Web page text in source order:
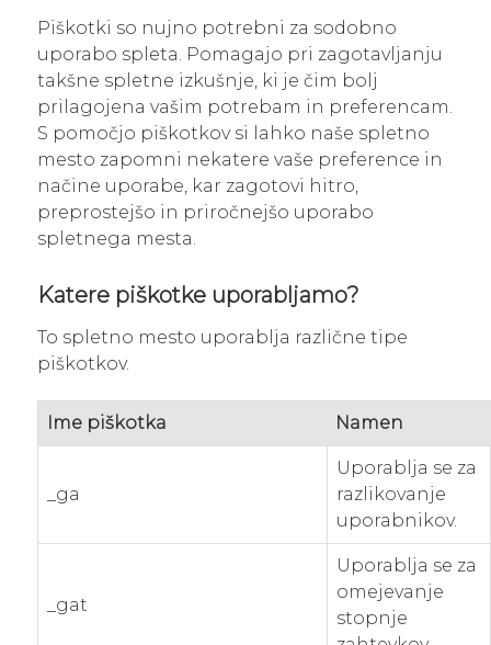
Piškotki so nujno potrebni za sodobno
uporabo spleta. Pomagajo pri zagotavljanju
takšne spletne izkušnje, ki je čim bolj
prilagojena vašim potrebam in preferencam.
S pomočjo piškotkov si lahko naše spletno
mesto zapomni nekatere vaše preference in
načine uporabe, kar zagotovi hitro,
preprostejšo in priročnejšo uporabo
spletnega mesta.
Katere piškotke uporabljamo?
To spletno mesto uporablja različne tipe
piškotkov.
Ime piškotka Namen
_ga
Uporablja se za
razlikovanje
uporabnikov.
_gat
Uporablja se za
omejevanje
stopnje